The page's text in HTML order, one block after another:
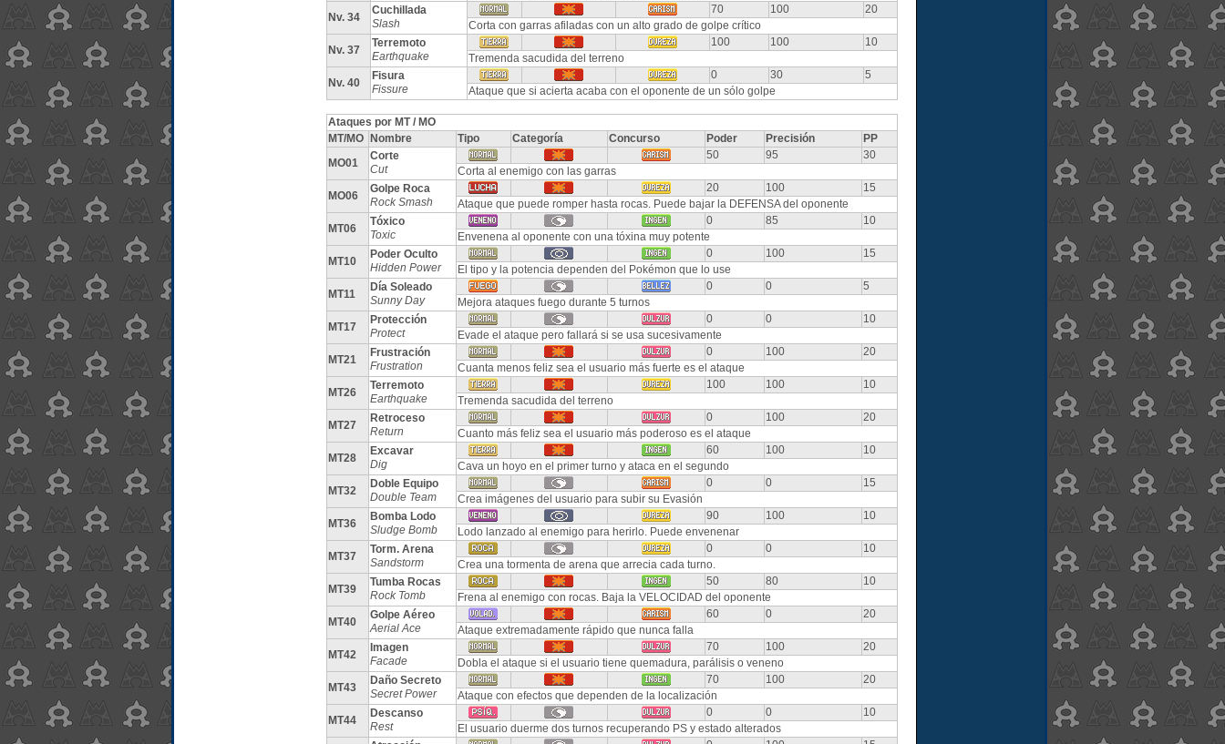
Nv. 34
Cuchillada
Slash
70 100
20
Corta con garras afiladas con un alto grado de golpe crítico
Nv. 37
Terremoto
Earthquake
100 100
10
Tremenda sacudida del terreno
Nv. 40
Fisura
Fissure
0 30
5
Ataque que si acierta acaba con el oponente de un sólo golpe
Ataques por MT / MO
MT/MO
Nombre Tipo Categoría Concurso Poder Precisión
PP
MO01
Corte
Cut
50 95
30
Corta al enemigo con las garras
MO06
Golpe Roca
Rock Smash
20 100
15
Ataque que puede romper hasta rocas. Puede bajar la DEFENSA del oponente
MT06
Tóxico
Toxic
0 85
10
Envenena al oponente con una tóxina muy potente
MT10
Poder Oculto
Hidden Power
0 100
15
El tipo y la potencia dependen del Pokémon que lo use
MT11
Día Soleado
Sunny Day
0 0
5
Mejora ataques fuego durante 5 turnos
MT17
Protección
Protect
0 0
10
Evade el ataque pero fallará si se usa sucesivamente
MT21
Frustración
Frustration
0 100
20
Cuanta menos feliz sea el usuario más fuerte es el ataque
MT26
Terremoto
Earthquake
100 100
10
Tremenda sacudida del terreno
MT27
Retroceso
Return
0 100
20
Cuanto más feliz sea el usuario más poderoso es el ataque
MT28
Excavar
Dig
60 100
10
Cava un hoyo en el primer turno y ataca en el segundo
MT32
Doble Equipo
Double Team
0 0
15
Crea imágenes del usuario para subir su Evasión
MT36
Bomba Lodo
Sludge Bomb
90 100
10
Lodo lanzado al enemigo para herirlo. Puede envenenar
MT37
Torm. Arena
Sandstorm
0 0
10
Crea una tormenta de arena que arrecia cada turno.
MT39
Tumba Rocas
Rock Tomb
50 80
10
Frena al enemigo con rocas. Baja la VELOCIDAD del oponente
MT40
Golpe Aéreo
Aerial Ace
60 0
20
Ataque extremadamente rápido que nunca falla
MT42
Imagen
Facade
70 100
20
Dobla el ataque si el usuario tiene quemadura, parálisis o veneno
MT43
Daño Secreto
Secret Power
70 100
20
Ataque con efectos que dependen de la localización
MT44
Descanso
Rest
0 0
10
El usuario duerme dos turnos recuperando PS y estado alterados